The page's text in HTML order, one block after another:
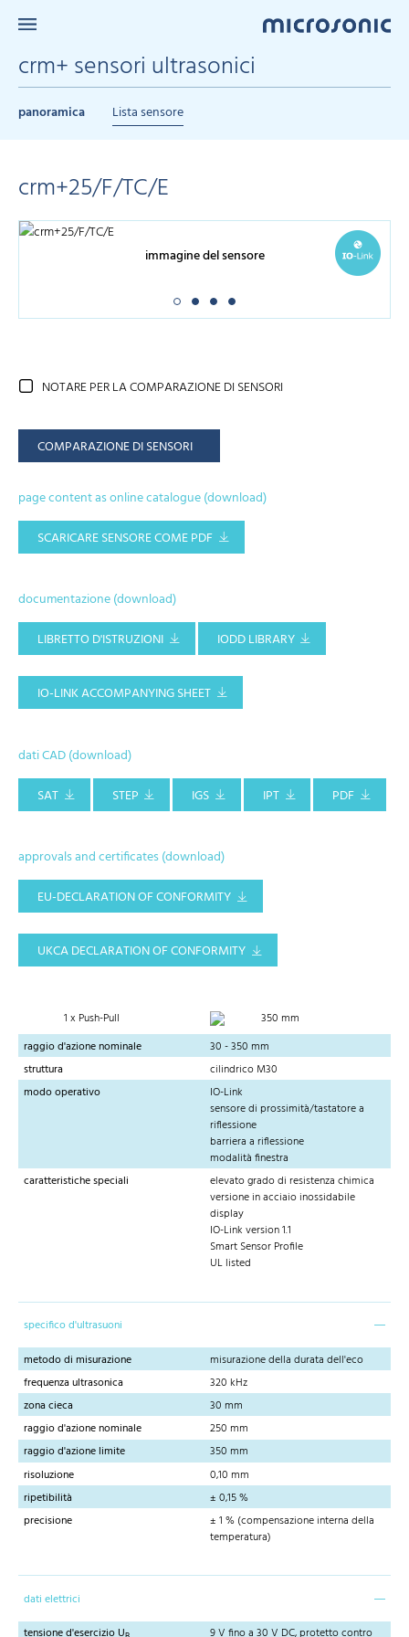
crm+ sensori ultrasonici
panoramica Lista sensore
crm+25/F/TC/E
immagine del sensore
NOTARE PER LA COMPARAZIONE DI SENSORI
COMPARAZIONE DI SENSORI
page content as online catalogue (download)
SCARICARE SENSORE COME PDF
documentazione (download)
LIBRETTO D'ISTRUZIONI
IODD LIBRARY
IO-LINK ACCOMPANYING SHEET
dati CAD (download)
SAT
STEP IGS IPT PDF
approvals and certificates (download)
EU-DECLARATION OF CONFORMITY
UKCA DECLARATION OF CONFORMITY
1 x Push-Pull
350 mm
raggio d'azione nominale
30 - 350 mm
struttura
cilindrico M30
modo operativo
IO-Link
sensore di prossimità/tastatore a
riflessione
barriera a riflessione
modalità finestra
caratteristiche speciali
elevato grado di resistenza chimica
versione in acciaio inossidabile
display
IO-Link version 1.1
Smart Sensor Profile
UL listed
specifico d'ultrasuoni
metodo di misurazione
misurazione della durata dell'eco
frequenza ultrasonica
320 kHz
zona cieca
30 mm
raggio d'azione nominale
250 mm
raggio d'azione limite
350 mm
risoluzione
0,10 mm
ripetibilità
± 0,15 %
precisione
± 1 % (compensazione interna della
temperatura)
dati elettrici